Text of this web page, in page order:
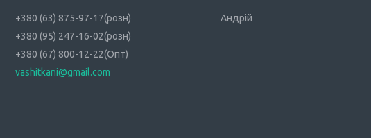
+380 (63) 875-97-17 розн
+380 (95) 247-16-02 розн
+380 (67) 800-12-22 Опт
vashitkani@gmail.com
Андрій